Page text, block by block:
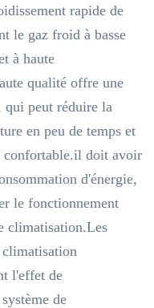
rapide de
le gaz froid à basse
à haute
qualité offre une
qui peut réduire la
en peu de temps et
confortable.il doit avoir
d'énergie,
le fonctionnement
climatisation.Les
climatisation
l'effet de
de